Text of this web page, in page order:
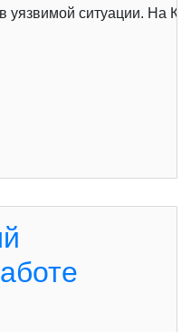
уязвимой ситуации. На